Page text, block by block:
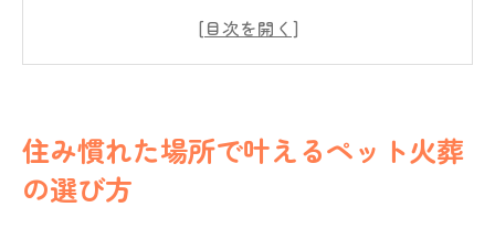
ペットも安心の訪問火葬が支持される理由
方
ペットメモリアル神奈川で叶う心安らぐ別
住み慣れた場所で叶えるペット火葬
の選び方